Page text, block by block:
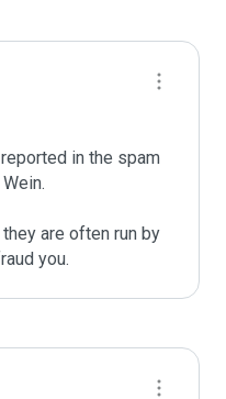
in the spam
are often run by
you.